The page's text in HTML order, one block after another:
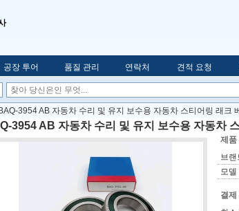
공장 투어 품질 관리 연락처 견적 요청
BAQ-3954 AB 자동차 수리 및 유지 보수용 자동차 스티어링 래크
3954 AB 자동차 수리 및 유지 보수용 자동차
제품
브랜
모델
결제